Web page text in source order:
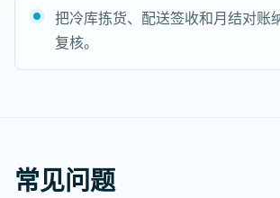
把冷库拣货、配送签收和月结对账
复核。
常见问题